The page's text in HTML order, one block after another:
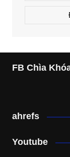
FB Chìa
ahrefs
Youtube